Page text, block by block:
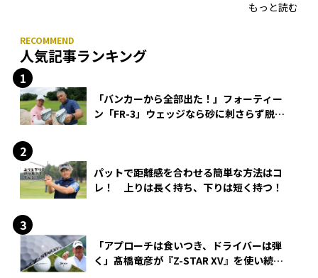
もっと読む
人気記事ランキング
「バンカーから全部出た！」フォーティー
ン「FR-3」ウェッジなら砂に刺さらず脱出
パットで距離感を合わせる簡単な方法はコ
レ！ 上りは長く持ち、下りは短く持つ！
「アプローチは食いつき、ドライバーは弾
く」髙橋竜彦が『Z-STAR XV』を使い続け